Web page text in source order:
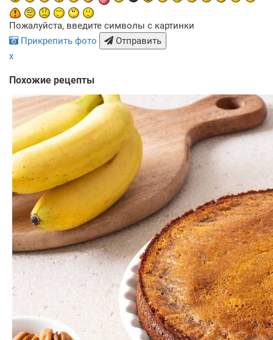
Пожалуйста, введите символы с картинки
Прикрепить фото
Отправить
x
Похожие рецепты